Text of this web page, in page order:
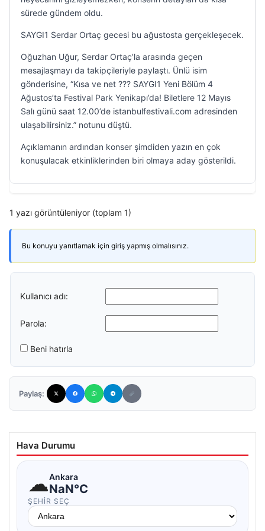
sürede gündem oldu.
SAYGI1 Serdar Ortaç gecesi bu ağustosta gerçekleşecek.
Oğuzhan Uğur, Serdar Ortaç’la arasında geçen
mesajlaşmayı da takipçileriyle paylaştı. Ünlü isim
gönderisine, “Kısa ve net ??? SAYGI1 Yeni Bölüm 4
Ağustos’ta Festival Park Yenikapı’da! Biletlere 12 Mayıs
Salı günü saat 12.00’de istanbulfestivali.com adresinden
ulaşabilirsiniz.” notunu düştü.
Açıklamanın ardından konser şimdiden yazın en çok
konuşulacak etkinliklerinden biri olmaya aday gösterildi.
1 yazı görüntüleniyor (toplam 1)
Bu konuyu yanıtlamak için giriş yapmış olmalısınız.
Kullanıcı adı:
Parola:
Beni hatırla
Paylaş:
Hava Durumu
☁Ankara
NaN°C
ŞEHIR SEÇ